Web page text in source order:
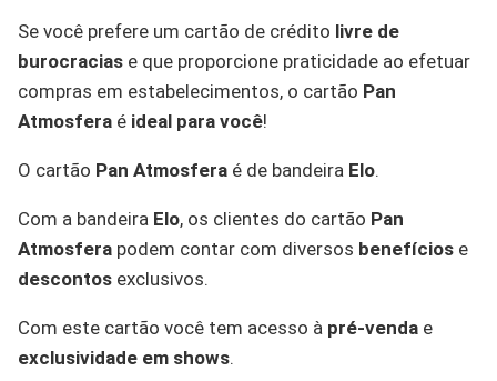
Se você prefere um cartão de crédito livre de
burocracias e que proporcione praticidade ao efetuar
compras em estabelecimentos, o cartão Pan
Atmosfera é ideal para você!
O cartão Pan Atmosfera é de bandeira Elo.
Com a bandeira Elo, os clientes do cartão Pan
Atmosfera podem contar com diversos benefícios e
descontos exclusivos.
Com este cartão você tem acesso à pré-venda e
exclusividade em shows.